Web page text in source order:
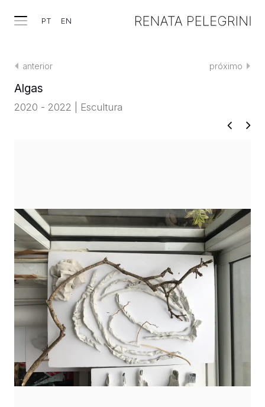
PT EN
TRABALHOS
EXPOSIÇÕES
PROJETOS
TEXTOS
anterior próximo
Algas
2020 - 2022 | Escultura